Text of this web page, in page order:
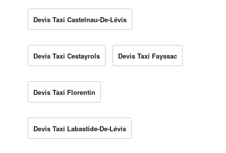
Devis Taxi Castelnau-De-Lévis
Devis Taxi Cestayrols Devis Taxi Fayssac
Devis Taxi Florentin
Devis Taxi Labastide-De-Lévis